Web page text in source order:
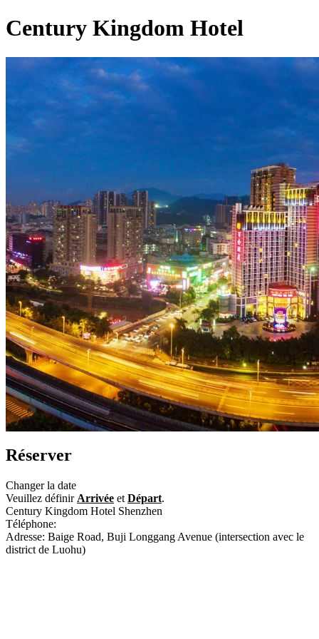
Century Kingdom Hotel
Réserver
Changer la date
Veuillez définir Arrivée et Départ.
Century Kingdom Hotel Shenzhen
Téléphone:
Adresse: Baige Road, Buji Longgang Avenue (intersection avec le
district de Luohu)